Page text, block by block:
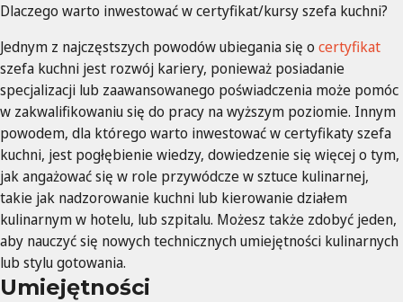
Dlaczego warto inwestować w certyfikat/kursy szefa kuchni?
Jednym z najczęstszych powodów ubiegania się o certyfikat
szefa kuchni jest rozwój kariery, ponieważ posiadanie
specjalizacji lub zaawansowanego poświadczenia może pomóc
w zakwalifikowaniu się do pracy na wyższym poziomie. Innym
powodem, dla którego warto inwestować w certyfikaty szefa
kuchni, jest pogłębienie wiedzy, dowiedzenie się więcej o tym,
jak angażować się w role przywódcze w sztuce kulinarnej,
takie jak nadzorowanie kuchni lub kierowanie działem
kulinarnym w hotelu, lub szpitalu. Możesz także zdobyć jeden,
aby nauczyć się nowych technicznych umiejętności kulinarnych
lub stylu gotowania.
Umiejętności